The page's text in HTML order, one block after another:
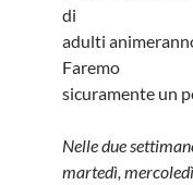
di
adulti
Faremo
sicuramente un
Nelle due
martedì,